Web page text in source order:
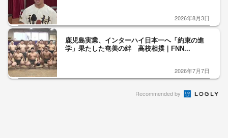
2026年8月3日
鹿児島実業、インターハイ日本一へ「約束の進
学」果たした奄美の絆 高校相撲｜FNN...
2026年7月7日
Recommended by